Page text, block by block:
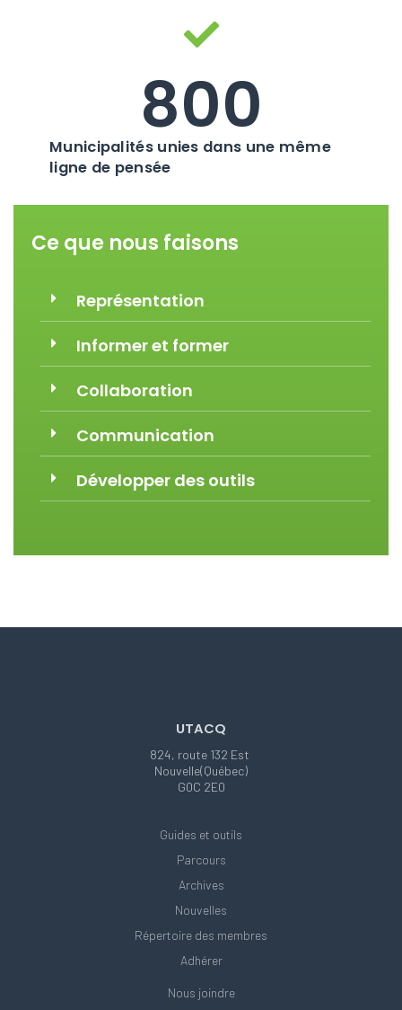
Municipalités unies dans une même
ligne de pensée
800
Ce que nous faisons
Représentation
Informer et former
Collaboration
Communication
Développer des outils
UTACQ
824, route 132 Est
Nouvelle(Québec)
G0C 2E0
Guides et outils
Parcours
Archives
Nouvelles
Répertoire des membres
Adhérer
Nous joindre